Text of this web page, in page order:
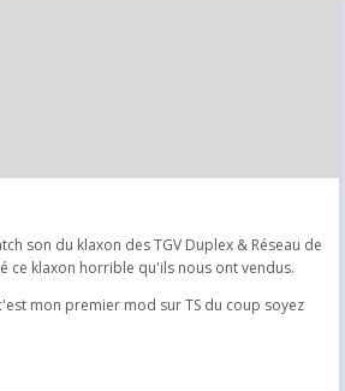
son du klaxon des TGV Duplex & Réseau de
ce klaxon horrible qu'ils nous ont vendus.
mon premier mod sur TS du coup soyez